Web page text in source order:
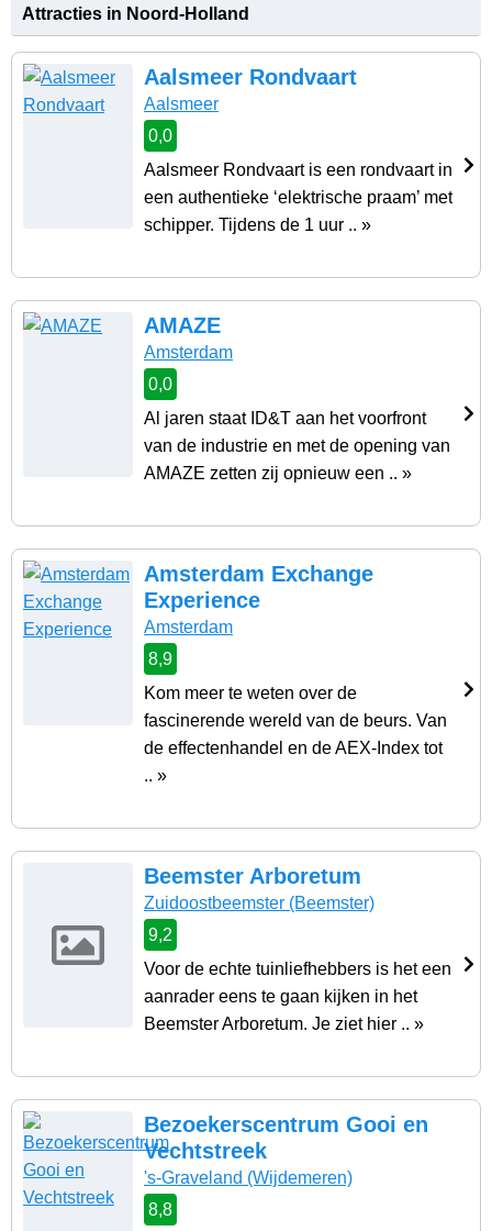
Attracties in Noord-Holland
Aalsmeer Rondvaart
Aalsmeer
0,0
Aalsmeer Rondvaart is een rondvaart in
een authentieke ‘elektrische praam’ met
schipper. Tijdens de 1 uur .. »
AMAZE
Amsterdam
0,0
Al jaren staat ID&T aan het voorfront
van de industrie en met de opening van
AMAZE zetten zij opnieuw een .. »
Amsterdam Exchange
Experience
Amsterdam
8,9
Kom meer te weten over de
fascinerende wereld van de beurs. Van
de effectenhandel en de AEX-Index tot
.. »
Beemster Arboretum
Zuidoostbeemster (Beemster)
9,2
Voor de echte tuinliefhebbers is het een
aanrader eens te gaan kijken in het
Beemster Arboretum. Je ziet hier .. »
Bezoekerscentrum Gooi en
Vechtstreek
's-Graveland (Wijdemeren)
8,8